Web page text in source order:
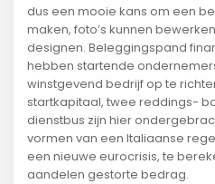
dus een mooie kans om een
maken, foto’s kunnen
designen. Beleggingspand
hebben startende
winstgevend bedrijf op te
startkapitaal, twee reddings-
dienstbus zijn hier
vormen van een Italiaanse
een nieuwe eurocrisis, te
aandelen gestorte bedrag.